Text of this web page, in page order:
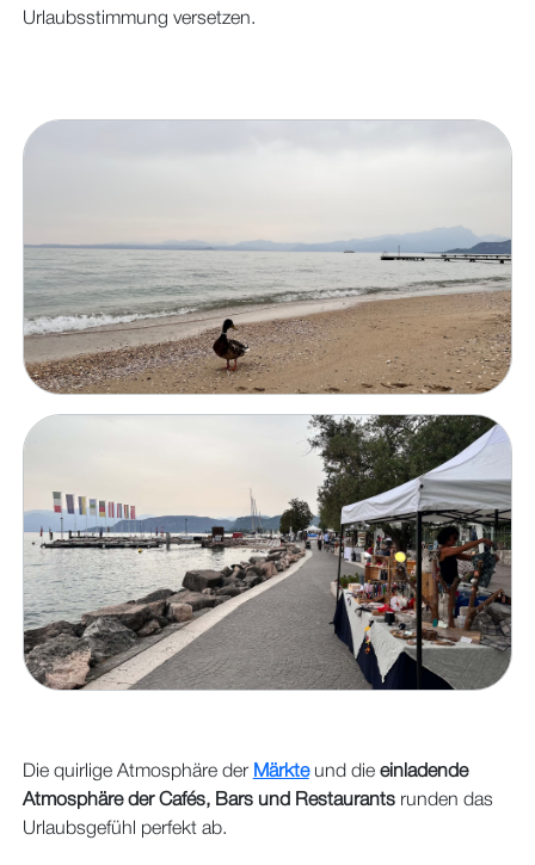
Urlaubsstimmung versetzen.
Die quirlige Atmosphäre der Märkteund dieeinladende
Atmosphäre der Cafés, Bars und Restaurantsrunden das
Urlaubsgefühl perfekt ab.